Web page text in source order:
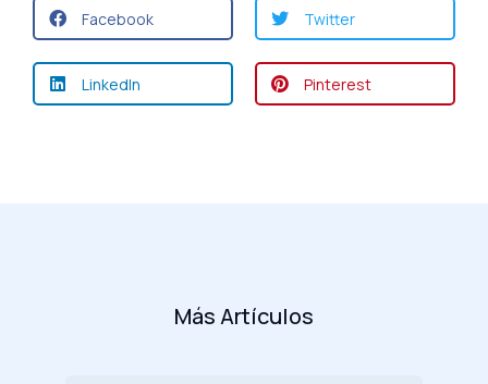
Facebook Twitter
LinkedIn Pinterest
Más Artículos